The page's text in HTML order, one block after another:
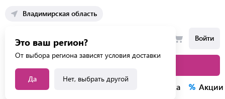
Владимирская область
Это ваш регион?
От выбора региона зависят условия доставки
Да Нет, выбрать другой
Войти
Каталог услуг Распродажа Акции